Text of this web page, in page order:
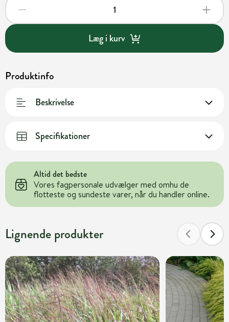
Læg i kurv
Produktinfo
Beskrivelse
Specifikationer
Altid det bedste
Vores fagpersonale udvælger med omhu de
flotteste og sundeste varer, når du handler online.
Lignende produkter